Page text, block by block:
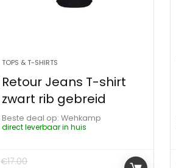
TOPS & T-SHIRTS
Retour Jeans T-shirt
zwart rib gebreid
Beste deal op:
Wehkamp
direct leverbaar in huis
€17.00